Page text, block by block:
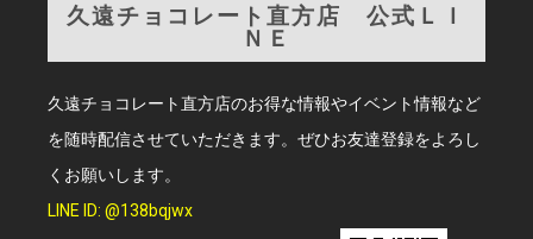
久遠チョコレート直方店 公式ＬＩ
ＮＥ
久遠チョコレート直方店のお得な情報やイベント情報など
を随時配信させていただきます。ぜひお友達登録をよろし
くお願いします。
LINE ID: @138bqjwx